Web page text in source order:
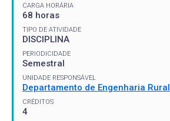
CARGA HORÁRIA
68 horas
TIPO DE ATIVIDADE
DISCIPLINA
PERIODICIDADE
Semestral
UNIDADE RESPONSÁVEL
Departamento de Engenharia Rural
CRÉDITOS
4